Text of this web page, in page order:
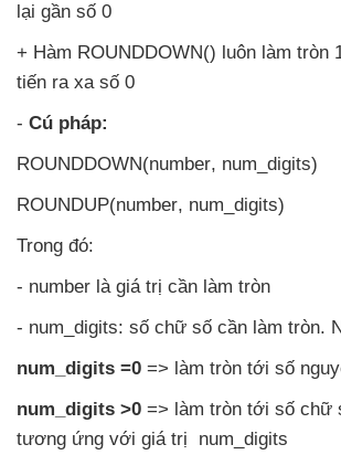
lại gần số 0
+ Hàm ROUNDDOWN() luôn làm tròn
tiến ra xa số 0
- Cú pháp:
ROUNDDOWN(number, num_digits)
ROUNDUP(number, num_digits)
Trong đó:
- number là giá trị cần làm tròn
- num_digits: số chữ số cần làm tròn.
num_digits =0 => làm tròn tới số
num_digits >0 => làm tròn tới số chữ
tương ứng với giá trị num_digits